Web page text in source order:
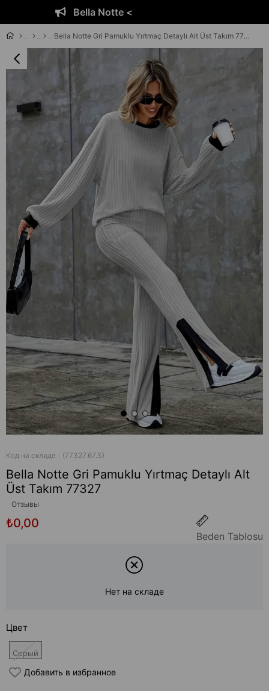
Bella Notte <
Bella Notte Gri Pamuklu Yırtmaç Detaylı Alt Üst Takım 77327
Код на складе (77327.67.S)
Bella Notte Gri Pamuklu Yırtmaç Detaylı Alt
Üst Takım 77327
Отзывы
₺0,00
Beden Tablosu
Нет на складе
Цвет
Серый
Добавить в избранное